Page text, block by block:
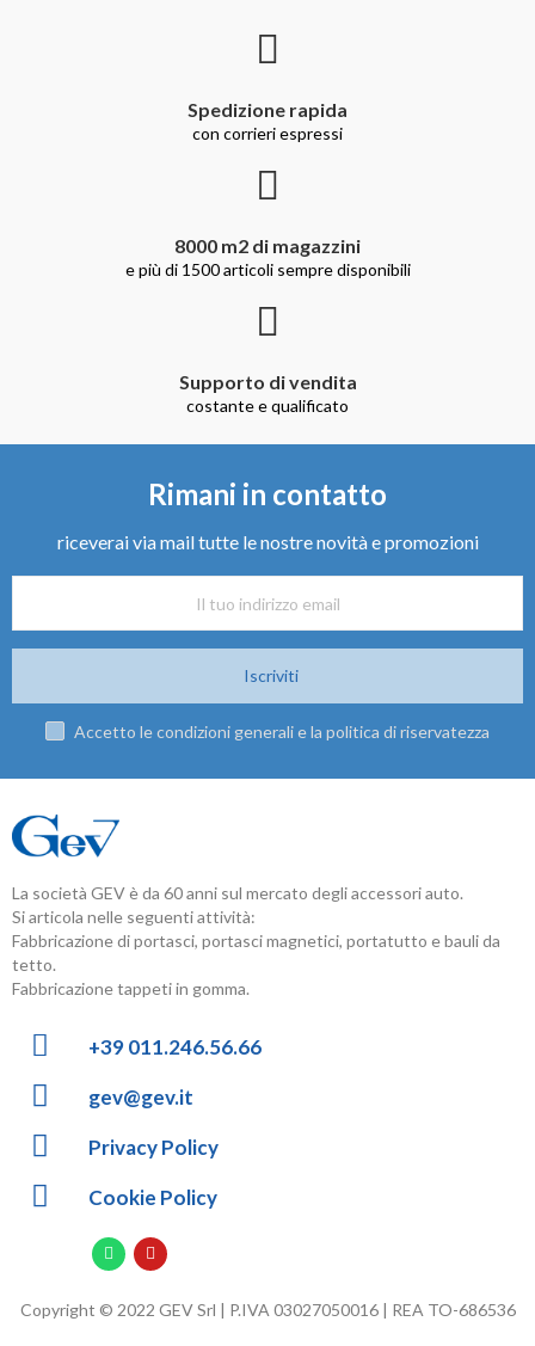
Spedizione rapida
con corrieri espressi
8000 m2 di magazzini
e più di 1500 articoli sempre disponibili
Supporto di vendita
costante e qualificato
Rimani in contatto
riceverai via mail tutte le nostre novità e promozioni
Iscriviti
Accetto le condizioni generali e la politica di riservatezza
La società GEV è da 60 anni sul mercato degli accessori auto.
Si articola nelle seguenti attività:
Fabbricazione di portasci, portasci magnetici, portatutto e bauli da
tetto.
Fabbricazione tappeti in gomma.
+39 011.246.56.66
gev@gev.it
Privacy Policy
Cookie Policy
Copyright © 2022 GEV Srl | P.IVA 03027050016 | REA TO-686536